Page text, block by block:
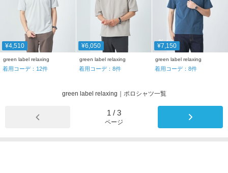
¥4,510
green label relaxing
着用コーデ： 12件
¥6,050
green label relaxing
着用コーデ： 8件
¥7,150
green label relaxing
着用コーデ：8件
green label relaxing｜ポロシャツ一覧
1 / 3
ページ